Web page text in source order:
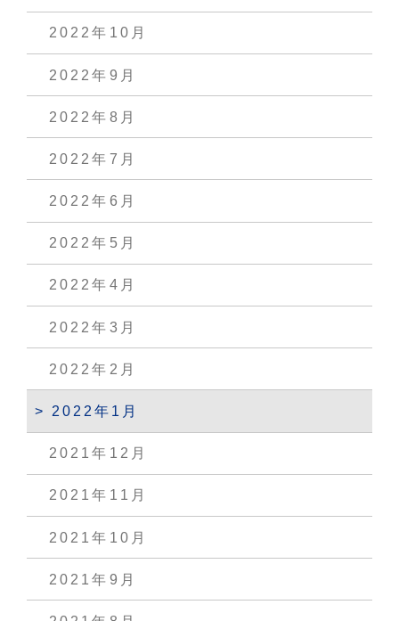
2022年10月
2022年9月
2022年8月
2022年7月
2022年6月
2022年5月
2022年4月
2022年3月
2022年2月
2022年1月
2021年12月
2021年11月
2021年10月
2021年9月